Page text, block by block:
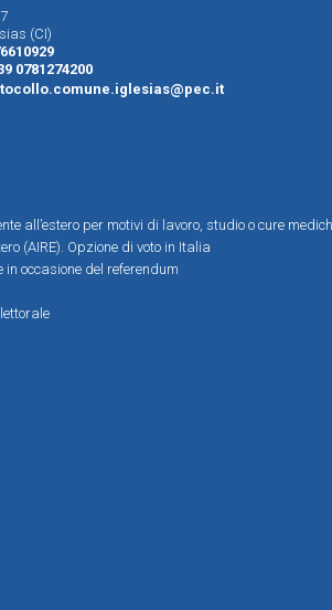
(CI)
0781274200
all’estero per motivi di lavoro, studio o cure
(AIRE). Opzione di voto in Italia
in occasione del referendum